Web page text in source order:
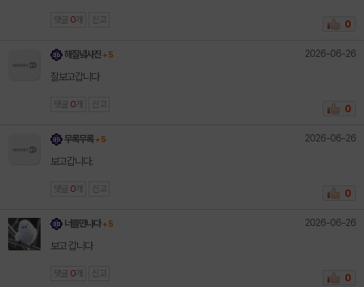
댓글 0 개 신고 0
해질녘사진 + 5 2026-06-26
잘보고갑니다
댓글 0 개 신고 0
무록무록 + 5 2026-06-26
보고갑니다.
댓글 0 개 신고 0
너를만나다 + 5 2026-06-26
보고 갑니다
댓글 0 개 신고 0